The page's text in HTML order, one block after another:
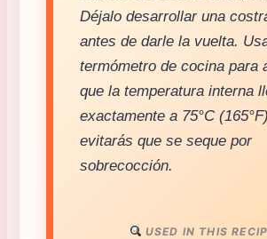
Déjalo desarrollar una
antes de darle la vuelta.
termómetro de cocina para
que la temperatura interna
exactamente a 75°C
evitarás que se seque por
sobrecocción.
USED IN THIS